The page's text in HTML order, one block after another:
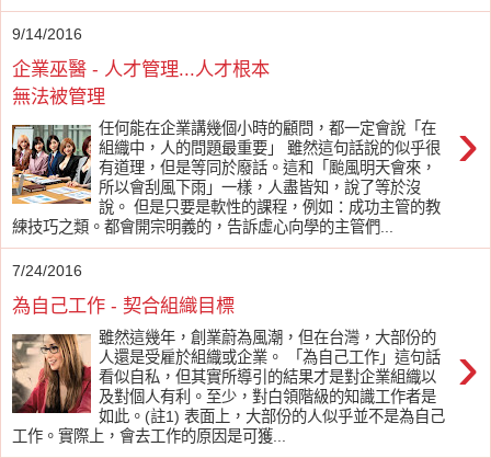
9/14/2016
企業巫醫 - 人才管理...人才根本
無法被管理
›
任何能在企業講幾個小時的顧問，都一定會說「在
組織中，人的問題最重要」 雖然這句話說的似乎很
有道理，但是等同於廢話。這和「颱風明天會來，
所以會刮風下雨」一樣，人盡皆知，說了等於沒
說。 但是只要是軟性的課程，例如：成功主管的教
練技巧之類。都會開宗明義的，告訴虛心向學的主管們...
7/24/2016
為自己工作 - 契合組織目標
›
雖然這幾年，創業蔚為風潮，但在台灣，大部份的
人還是受雇於組織或企業。 「為自己工作」這句話
看似自私，但其實所導引的結果才是對企業組織以
及對個人有利。至少，對白領階級的知識工作者是
如此。(註1) 表面上，大部份的人似乎並不是為自己
工作。實際上，會去工作的原因是可獲...